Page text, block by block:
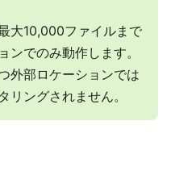
大10,000ファイルまで
ンでのみ動作します。
外部ロケーションでは
リングされません。